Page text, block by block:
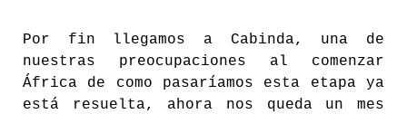
Por fin llegamos a Cabinda, una de
nuestras preocupaciones al comenzar
África de como pasaríamos esta etapa ya
está resuelta, ahora nos queda un mes